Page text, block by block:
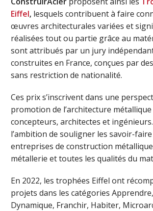
Eiffel, lesquels contribuent à faire
œuvres architecturales variées et
réalisées tout ou partie grâce au
sont attribués par un jury
construites en France, conçues par
sans restriction de nationalité.
Ces prix s’inscrivent dans une
promotion de l’architecture métallique
concepteurs, architectes et
l’ambition de souligner les savoir-faire
entreprises de construction
métallerie et toutes les qualités du
En 2022, les trophées Eiffel ont
projets dans les catégories
Dynamique, Franchir, Habiter,